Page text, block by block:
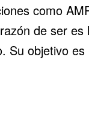
como
de ser es
Su objetivo es